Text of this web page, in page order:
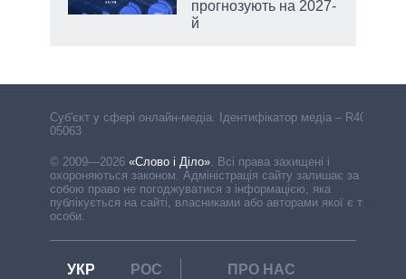
прогнозують на 2027-
й
Cуб'єкт у сфері онлайн-медіа. Ідентифікатор медіа – R40-
05063
© 2009—2026 «Слово і Діло»
Всі права захищені і
охороняються законом. Адміністрація сайту залишає за
собою право не погоджуватися з інформацією, яка
публікується на сайті, власниками або авторами якої є треті
особи.
УКР РОС
ПРО НАС